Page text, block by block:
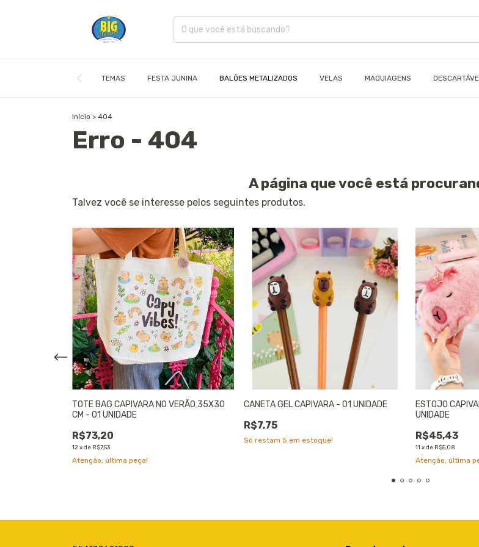
TEMAS FESTA JUNINA BALÕES METALIZADOS VELAS MAQUIAGENS
Início > 404
Erro - 404
A página que você está
Talvez você se interesse pelos seguintes produtos.
TOTE BAG CAPIVARA NO VERÃO 35X30
CM - 01 UNIDADE
R$73,20
12xde R$7,53
Atenção, última peça!
CANETA GEL CAPIVARA - 01 UNIDADE
R$7,75
Só restam 5 em estoque!
ESTOJO
UNIDADE
R$45,43
11 xde R$5,08
Atenção, última